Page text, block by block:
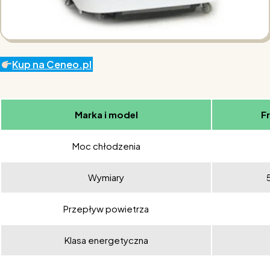
Kup na Ceneo.pl
Marka i model
Moc chłodzenia
Wymiary
Przepływ powietrza
Klasa energetyczna